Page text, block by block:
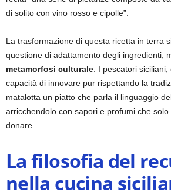
di solito con vino rosso e cipolle”.
La trasformazione di questa ricetta in terra
questione di adattamento degli ingredienti,
metamorfosi culturale . I pescatori
capacità di innovare pur rispettando la
matalotta un piatto che parla il linguaggio
arricchendolo con sapori e profumi che
donare.
La filosofia del
nella cucina